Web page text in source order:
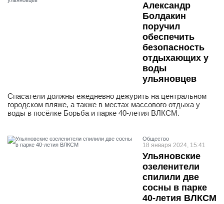
Александр
Болдакин
поручил
обеспечить
безопасность
отдыхающих у
воды
ульяновцев
Спасатели должны ежедневно дежурить на центральном
городском пляже, а также в местах массового отдыха у
воды в посёлке Борьба и парке 40-летия ВЛКСМ.
Общество
18 января 2024, 15:41
Ульяновские
озеленители
спилили две
сосны в парке
40-летия ВЛКСМ